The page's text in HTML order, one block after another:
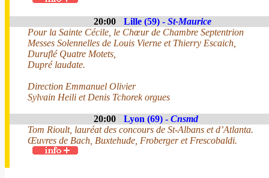
20:00 Lille (59) - St-Maurice
Pour la Sainte Cécile, le Chœur de Chambre Septentrion
Messes Solennelles de Louis Vierne et Thierry Escaich,
Duruflé Quatre Motets,
Dupré laudate.
Direction Emmanuel Olivier
Sylvain Heili et Denis Tchorek orgues
20:00 Lyon (69) - Cnsmd
Tom Rioult, lauréat des concours de St-Albans et d’Atlanta.
Œuvres de Bach, Buxtehude, Froberger et Frescobaldi.